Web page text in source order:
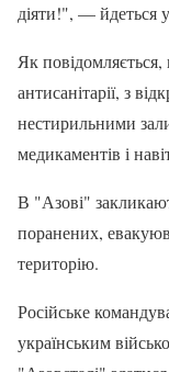
діяти!", — йдеться
Як
антисанітарії, з
нестирильними
медикаментів і
В "Азові"
поранених,
територію.
Російське
українським